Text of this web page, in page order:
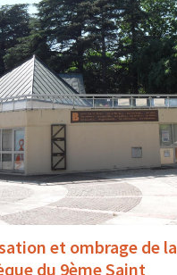
et ombrage de la
du 9ème Saint